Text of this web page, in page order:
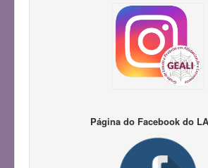
Página do Facebook do